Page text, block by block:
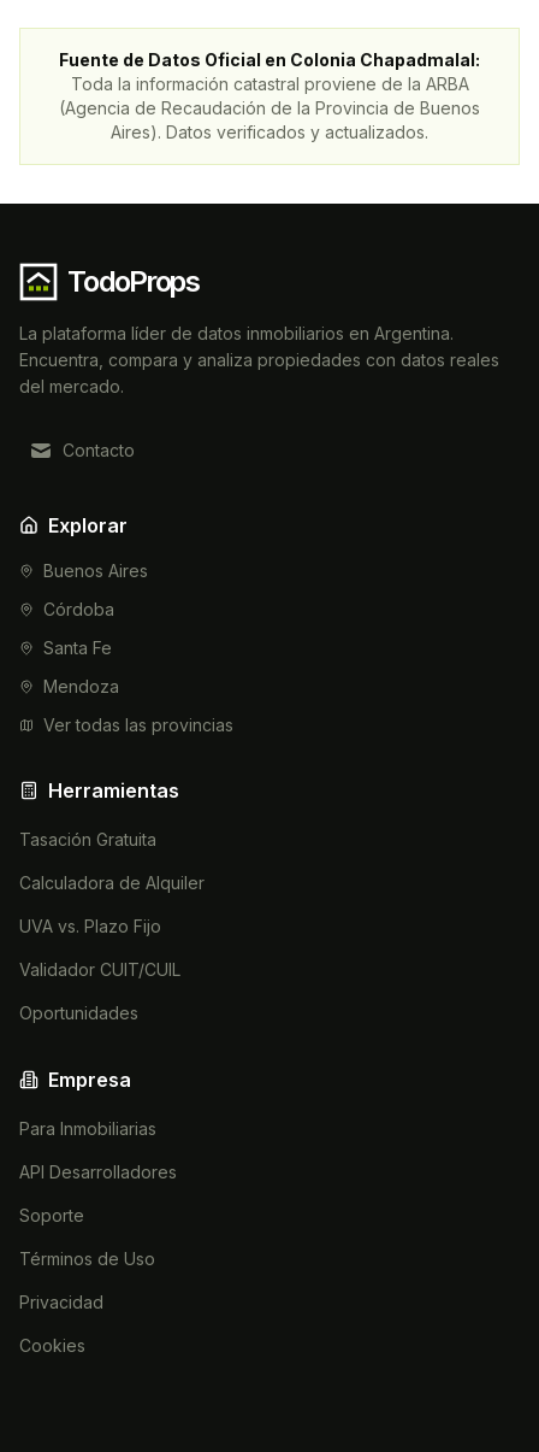
Fuente de Datos Oficial en Colonia Chapadmalal:
Toda la información catastral proviene de la ARBA
(Agencia de Recaudación de la Provincia de Buenos
Aires). Datos verificados y actualizados.
TodoProps
La plataforma líder de datos inmobiliarios en Argentina.
Encuentra, compara y analiza propiedades con datos reales
del mercado.
Contacto
Explorar
Buenos Aires
Córdoba
Santa Fe
Mendoza
Ver todas las provincias
Herramientas
Tasación Gratuita
Calculadora de Alquiler
UVA vs. Plazo Fijo
Validador CUIT/CUIL
Oportunidades
Empresa
Para Inmobiliarias
API Desarrolladores
Soporte
Términos de Uso
Privacidad
Cookies